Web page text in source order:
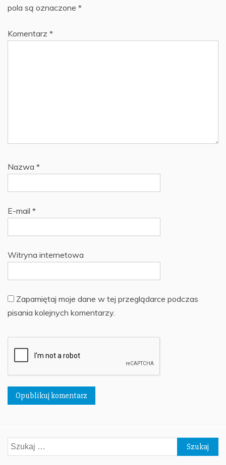
pola są oznaczone *
Komentarz *
Nazwa *
E-mail *
Witryna internetowa
Zapamiętaj moje dane w tej przeglądarce podczas
pisania kolejnych komentarzy.
Szukaj: